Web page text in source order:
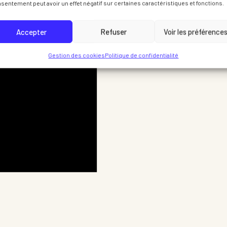
peut avoir un effet négatif sur certaines caractéristiques et fonctions.
Accepter Refuser Voir les préférences
Gestion des cookiesPolitique de confidentialité